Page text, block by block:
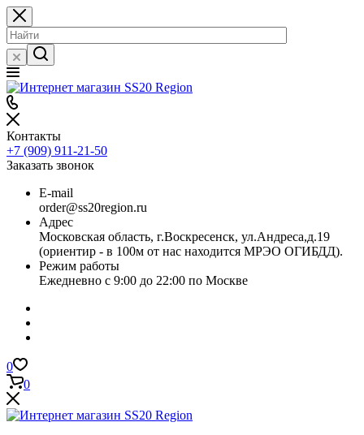
Контакты
+7 (909) 911-21-50
Заказать звонок
E-mail
order@ss20region.ru
Адрес
Московская область, г.Воскресенск, ул.Андреса,д.19
(ориентир - в 100м от нас находится МРЭО ОГИБДД).
Режим работы
Ежедневно с 9:00 до 22:00 по Москве
0
0